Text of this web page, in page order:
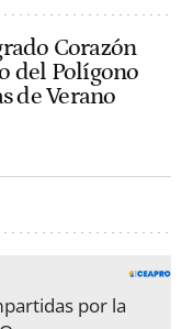
Corazón
del Polígono
de Verano